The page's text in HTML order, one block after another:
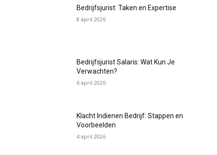
Bedrijfsjurist: Taken en Expertise
8 april 2026
Bedrijfsjurist Salaris: Wat Kun Je
Verwachten?
6 april 2026
Klacht Indienen Bedrijf: Stappen en
Voorbeelden
4 april 2026